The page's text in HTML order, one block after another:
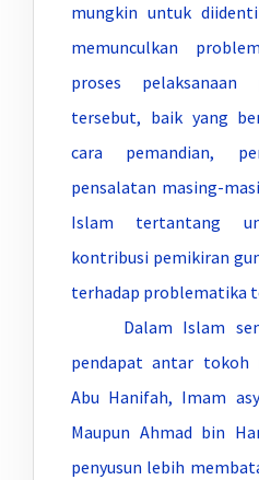
mungkin untuk
memunculkan
proses pelaksanaan
tersebut, baik yang
cara pemandian,
pensalatan masing-
Islam tertantang
kontribusi pemikiran
terhadap problematika
Dalam Islam
pendapat antar tokoh
Abu Hanifah, Imam
Maupun Ahmad bin
penyusun lebih